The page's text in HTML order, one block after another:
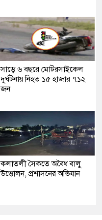
সাড়ে ৬ বছরে মোটরসাইকেল
দুর্ঘটনায় নিহত ১৫ হাজার ৭১২
জন
কলাতলী সৈকতে অবৈধ বালু
উত্তোলন, প্রশাসনের অভিযান